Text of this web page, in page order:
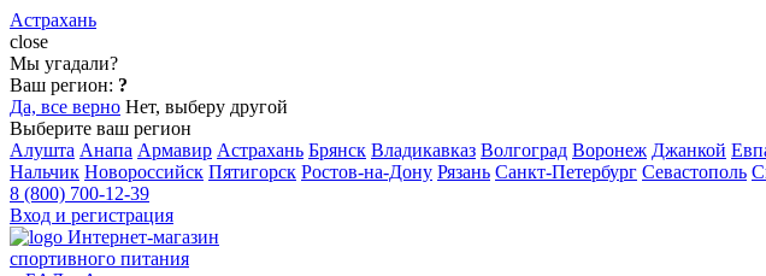
Астрахань
close
Мы угадали?
Ваш регион: ?
Да, все верно Нет, выберу другой
Выберите ваш регион
Алушта Анапа Армавир Астрахань Брянск Владикавказ Волгоград Воронеж Джанкой
Нальчик Новороссийск Пятигорск Ростов-на-Дону Рязань Санкт-Петербург Севастополь
8 (800) 700-12-39
Вход и регистрация
Интернет-магазин
спортивного питания